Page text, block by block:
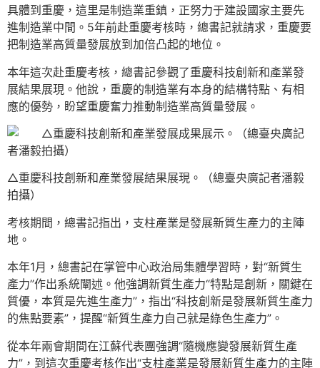
具體到重慶，這里是制造業重鎮，正努力于建設國家主要先
進制造業中間。5年前赴重慶考核時，總書記就請求，重慶要
把制造業高質量發展放到加倍凸起的地位。
本年這次赴重慶考核，總書記參觀了重慶科技創新和產業發
展結果展現。他說，重慶的制造業有本身的結構特點、有相
應的優勢，盼望重慶奮力推動制造業高質量發展。
△重慶科技創新和產業發展結果展現。（總臺央廣記者潘毅
拍攝）
考核期間，總書記指出，支柱產業是發展新質生產力的主陣
地。
本年1月，總書記在掌管中心政治局集體學習時，對“新質生
產力”作出系統闡述。他強調新質生產力“特點是創新，關鍵在
質優，本質是先進生產力”，指出“科技創新是發展新質生產力
的焦點要素”，提醒“新質生產力自己就是綠色生產力”。
從本年兩會期間在江蘇代表團強調“隨機應變發展新質生產
力”，到這次重慶考核作出“支柱產業是發展新質生產力的主陣